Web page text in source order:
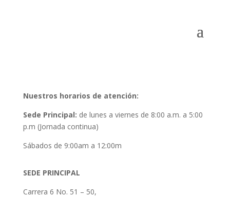
Nuestros horarios de atención:
Sede Principal: de lunes a viernes de 8:00 a.m. a 5:00
p.m (Jornada continua)
Sábados de 9:00am a 12:00m
SEDE PRINCIPAL
Carrera 6 No. 51 – 50,